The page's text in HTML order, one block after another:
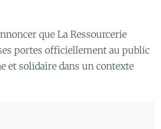
que La Ressourcerie
portes officiellement au public
et solidaire dans un contexte